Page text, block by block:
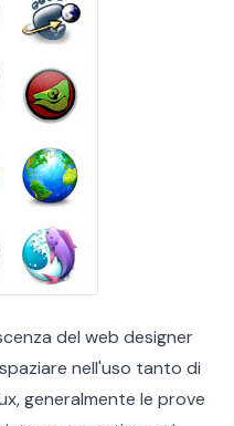
del web designer
nell'uso tanto di
generalmente le prove